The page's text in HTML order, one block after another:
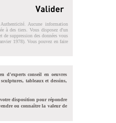
Aucune information
à des tiers. Vous disposez d'un
suppression des données vous
1978). Vous pouvez en faire
d'experts conseil en oeuvres
tableaux et dessins,
disposition pour répondre
ou connaître la valeur de